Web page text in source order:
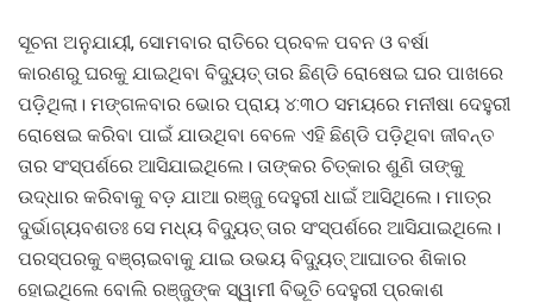
ସୂଚନା ଅନୁଯାୟୀ, ସୋମବାର ରାତିରେ ପ୍ରବଳ ପବନ ଓ ବର୍ଷା
କାରଣରୁ ଘରକୁ ଯାଇଥିବା ବିଦ୍ୟୁତ୍ ତାର ଛିଣ୍ଡି ରୋଷେଇ ଘର ପାଖରେ
ପଡ଼ିଥିଲା। ମଙ୍ଗଳବାର ଭୋର ପ୍ରାୟ ୪:୩୦ ସମୟରେ ମନୀଷା ଦେହୁରୀ
ରୋଷେଇ କରିବା ପାଇଁ ଯାଉଥିବା ବେଳେ ଏହି ଛିଣ୍ଡି ପଡ଼ିଥିବା ଜୀବନ୍ତ
ତାର ସଂସ୍ପର୍ଶରେ ଆସିଯାଇଥିଲେ। ତାଙ୍କର ଚିତ୍କାର ଶୁଣି ତାଙ୍କୁ
ଉଦ୍ଧାର କରିବାକୁ ବଡ଼ ଯାଆ ରଞ୍ଜୁ ଦେହୁରୀ ଧାଇଁ ଆସିଥିଲେ। ମାତ୍ର
ଦୁର୍ଭାଗ୍ୟବଶତଃ ସେ ମଧ୍ୟ ବିଦ୍ୟୁତ୍ ତାର ସଂସ୍ପର୍ଶରେ ଆସିଯାଇଥିଲେ।
ପରସ୍ପରକୁ ବଞ୍ଚାଇବାକୁ ଯାଇ ଉଭୟ ବିଦ୍ୟୁତ୍ ଆଘାତର ଶିକାର
ହୋଇଥିଲେ ବୋଲି ରଞ୍ଜୁଙ୍କ ସ୍ୱାମୀ ବିଭୂତି ଦେହୁରୀ ପ୍ରକାଶ